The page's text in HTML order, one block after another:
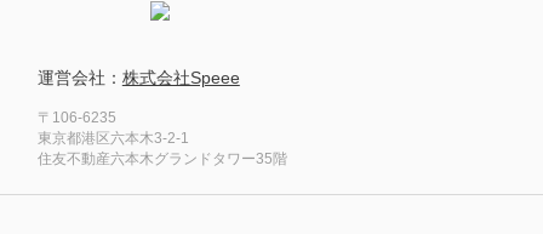
運営会社： 株式会社Speee
〒106-6235
東京都港区六本木3-2-1
住友不動産六本木グランドタワー35階